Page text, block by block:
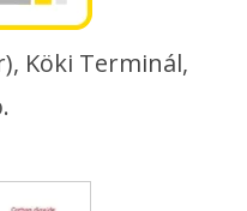
Köki Terminál,